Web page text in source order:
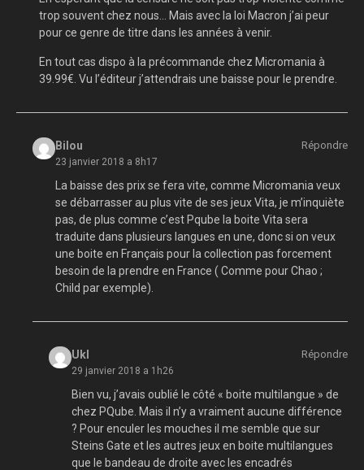
trop souvent chez nous… Mais avec la loi Macron j’ai peur
pour ce genre de titre dans les années à venir.
En tout cas dispo à la précommande chez Micromania à
39.99€. Vu l’éditeur j’attendrais une baisse pour le prendre.
Bilou
23 janvier 2018 a 8h17
Répondre
La baisse des prix se fera vite, comme Micromania veux
se débarrasser au plus vite de ses jeux Vita, je m’inquiète
pas, de plus comme c’est Pqube la boite Vita sera
traduite dans plusieurs langues en une, donc si on veux
une boite en Français pour la collection pas forcement
besoin de la prendre en France ( Comme pour Chao ;
Child par exemple).
Ukl
29 janvier 2018 a 1h26
Répondre
Bien vu, j’avais oublié le côté « boite multilangue » de
chez PQube. Mais il n’y a vraiment aucune différence
? Pour enculer les mouches il me semble que sur
Steins Gate et les autres jeux en boite multilangues
que le bandeau de droite avec les encadrés